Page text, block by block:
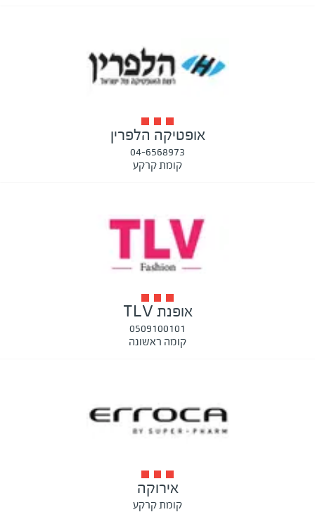
אופטיקה הלפרין
04-6568973
קומת קרקע
אופנת TLV
0509100101
קומה ראשונה
אירוקה
קומת קרקע